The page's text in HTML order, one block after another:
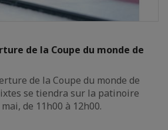
de la Coupe du monde de
de la Coupe du monde de
se tiendra sur la patinoire
de 11h00 à 12h00.